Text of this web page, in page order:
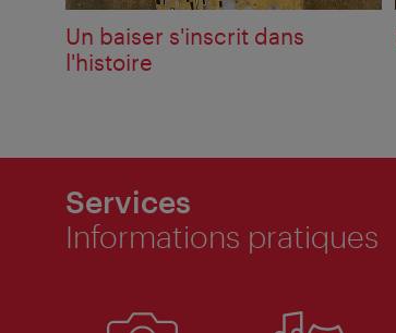
Un baiser s'inscrit dans
l'histoire
Services
Informations pratiques